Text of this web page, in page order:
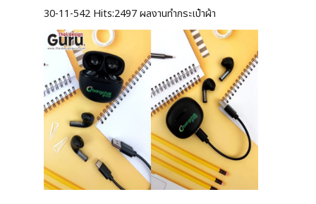
30-11-542 Hits:2497 ผลงานทำกระเป๋าผ้า